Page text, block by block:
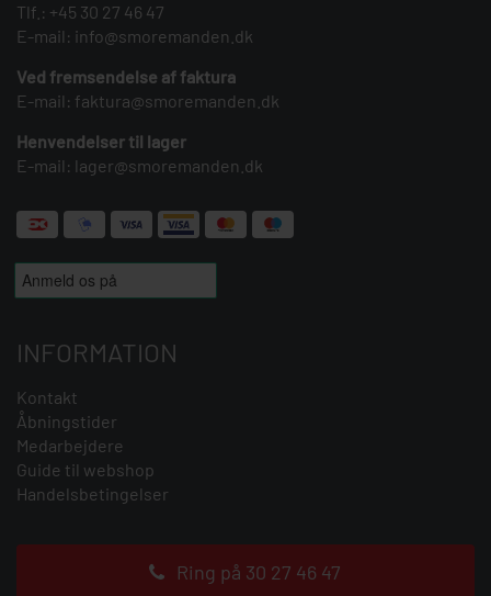
Tlf.: +45 30 27 46 47
E-mail: info@smoremanden.dk
Ved fremsendelse af faktura
E-mail: faktura@smoremanden.dk
Henvendelser til lager
E-mail: lager@smoremanden.dk
INFORMATION
Kontakt
Åbningstider
Medarbejdere
Guide til webshop
Handelsbetingelser
Ring på 30 27 46 47